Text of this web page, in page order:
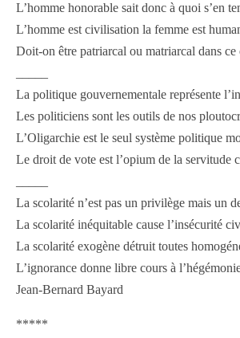
L’homme honorable sait donc à quoi s’en
L’homme est civilisation la femme est
Doit-on être patriarcal ou matriarcal dans ce
La politique gouvernementale représente
Les politiciens sont les outils de nos
L’Oligarchie est le seul système politique
Le droit de vote est l’opium de la servitude
La scolarité n’est pas un privilège mais un
La scolarité inéquitable cause l’insécurité
La scolarité exogène détruit toutes
L’ignorance donne libre cours à
Jean-Bernard Bayard
*****